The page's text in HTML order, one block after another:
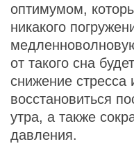
оптимумом,
никакого
от такого сна
снижение стресса
восстановиться
утра, а также
давления.